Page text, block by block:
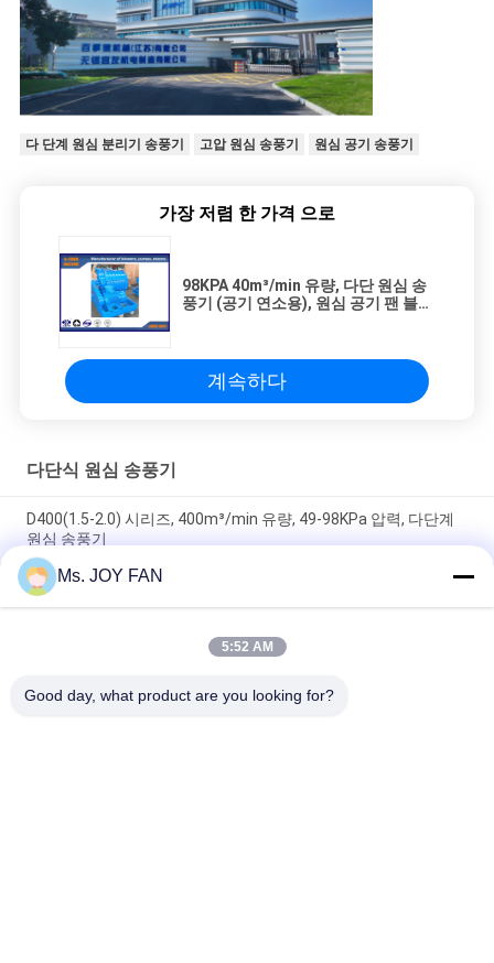
다 단계 원심 분리기 송풍기 고압 원심 송풍기 원심 공기 송풍기
가장 저렴 한 가격 으로
98KPA 40m³/min 유량, 다단 원심 송
풍기 (공기 연소용), 원심 공기 팬 블로
계속하다
다단식 원심 송풍기
D400(1.5-2.0) 시리즈, 400m³/min 유량, 49-98KPa 압력, 다단계
원심 송풍기
D300 ((1.5-2.0) 시리즈, 300m3/min 흐름, 20°C 온도 , 다단계 원심
류 류 류
D250 시리즈 250m3/min 입류 융합 변속기 다단계 환경 보호 원
Ms. JOY FAN
5:52 AM
Good day, what product are you looking for?